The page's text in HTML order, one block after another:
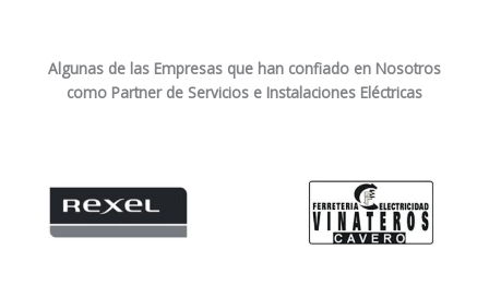
Algunas de las Empresas que han confiado en Nosotros
como Partner de Servicios e Instalaciones Eléctricas